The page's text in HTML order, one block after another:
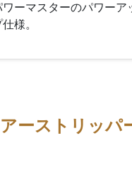
ワーマスターのパワーア
様。
ーストリッパ